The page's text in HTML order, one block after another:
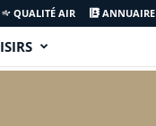
QUALITÉ AIR ANNUAIRE